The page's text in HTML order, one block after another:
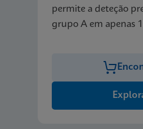
permite a deteção
grupo A em apenas